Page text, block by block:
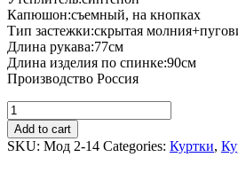
Капюшон:съемный, на кнопках
Тип застежки:скрытая
Длина рукава:77см
Длина изделия по спинке:90см
Производство Россия
Куртка
женская
Мод
2-
Add to cart
SKU: Мод 2-14 Categories: Куртки,